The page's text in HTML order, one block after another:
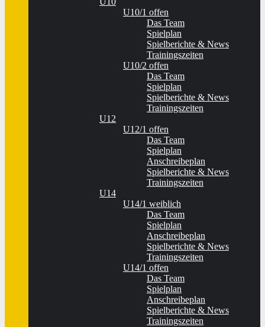
U10/1 offen
Das Team
Spielplan
Spielberichte & News
Trainingszeiten
U10/2 offen
Das Team
Spielplan
Spielberichte & News
Trainingszeiten
U12
U12/1 offen
Das Team
Spielplan
Anschreibeplan
Spielberichte & News
Trainingszeiten
U14
U14/1 weiblich
Das Team
Spielplan
Anschreibeplan
Spielberichte & News
Trainingszeiten
U14/1 offen
Das Team
Spielplan
Anschreibeplan
Spielberichte & News
Trainingszeiten